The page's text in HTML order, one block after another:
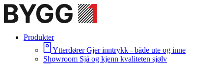
Produkter
Ytterdører Gjer inntrykk - både ute og inne
Showroom Sjå og kjenn kvaliteten sjølv